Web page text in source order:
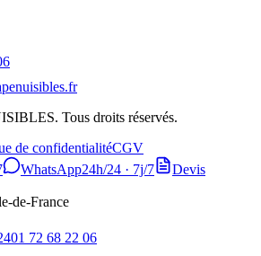
Tous droits réservés.
de confidentialitéCGV
WhatsApp24h/24 · 7j/7
Devis
de-France
01 72 68 22 06